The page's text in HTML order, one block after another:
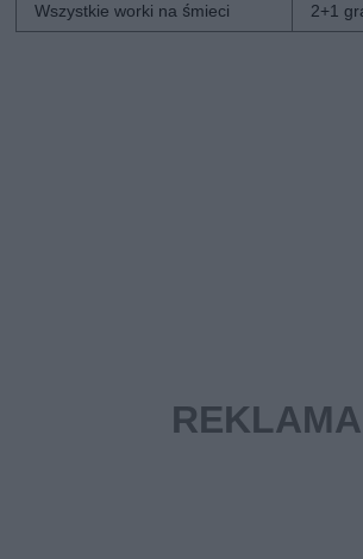
Wszystkie worki na śmieci 2+1